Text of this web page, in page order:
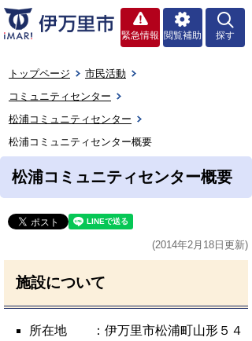
緊急情報 閲覧補助 探す
トップページ
市民活動
コミュニティセンター
松浦コミュニティセンター
松浦コミュニティセンター概要
松浦コミュニティセンター概要
(2014年2月18日更新)
施設について
所在地 ：伊万里市松浦町山形５４